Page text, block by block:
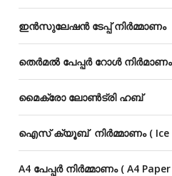
ഇൻസുലേഷൻ ടേപ്പ് നിർമ്മാണം
തെർമൽ പേപ്പർ റോൾ നിർമാണം
മൈക്രോ ലോൺട്രി ഹബ്
ഐസ് ക്യൂബ് നിർമ്മാണം ( Ice
A4 പേപ്പർ നിർമ്മാണം ( A4